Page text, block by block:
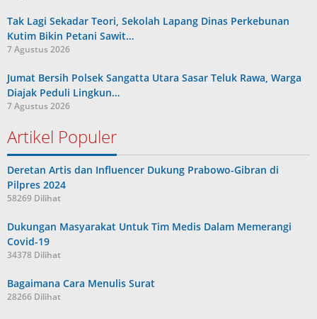
Tak Lagi Sekadar Teori, Sekolah Lapang Dinas Perkebunan
Kutim Bikin Petani Sawit…
7 Agustus 2026
Jumat Bersih Polsek Sangatta Utara Sasar Teluk Rawa, Warga
Diajak Peduli Lingkun…
7 Agustus 2026
Artikel Populer
Deretan Artis dan Influencer Dukung Prabowo-Gibran di
Pilpres 2024
58269 Dilihat
Dukungan Masyarakat Untuk Tim Medis Dalam Memerangi
Covid-19
34378 Dilihat
Bagaimana Cara Menulis Surat
28266 Dilihat